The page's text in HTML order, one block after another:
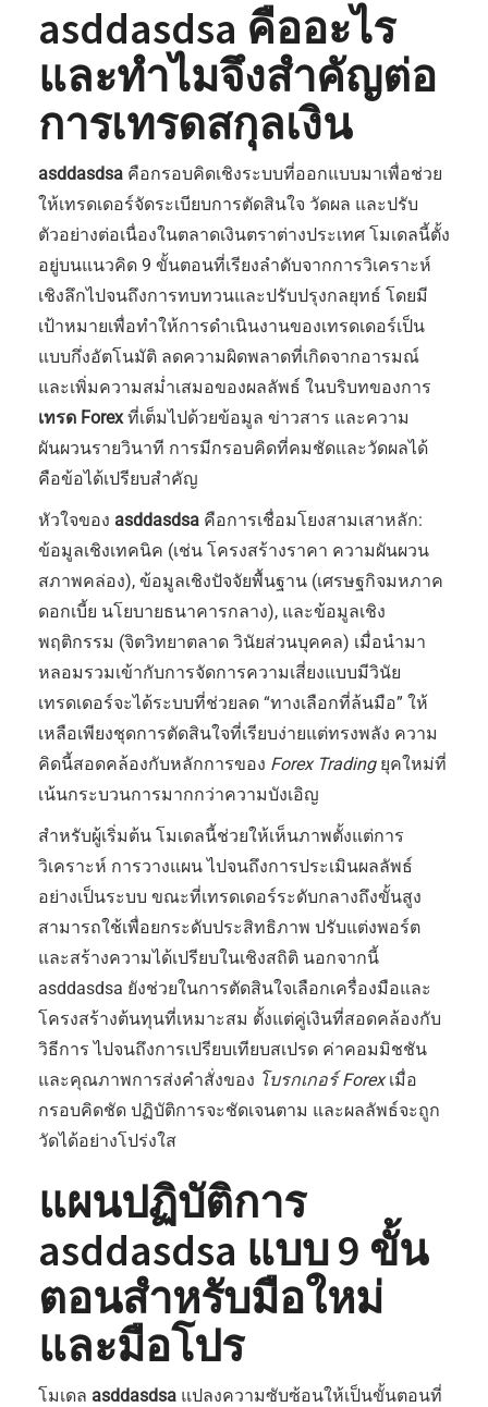
asddasdsa คืออะไร
และทำไมจึงสำคัญต่อ
การเทรดสกุลเงิน
asddasdsa คือกรอบคิดเชิงระบบที่ออกแบบมาเพื่อช่วย
ให้เทรดเดอร์จัดระเบียบการตัดสินใจ วัดผล และปรับ
ตัวอย่างต่อเนื่องในตลาดเงินตราต่างประเทศ โมเดลนี้ตั้ง
อยู่บนแนวคิด 9 ขั้นตอนที่เรียงลำดับจากการวิเคราะห์
เชิงลึกไปจนถึงการทบทวนและปรับปรุงกลยุทธ์ โดยมี
เป้าหมายเพื่อทำให้การดำเนินงานของเทรดเดอร์เป็น
แบบกึ่งอัตโนมัติ ลดความผิดพลาดที่เกิดจากอารมณ์
และเพิ่มความสม่ำเสมอของผลลัพธ์ ในบริบทของการ
เทรด Forexที่เต็มไปด้วยข้อมูล ข่าวสาร และความ
ผันผวนรายวินาที การมีกรอบคิดที่คมชัดและวัดผลได้
คือข้อได้เปรียบสำคัญ
หัวใจของ asddasdsa คือการเชื่อมโยงสามเสาหลัก:
ข้อมูลเชิงเทคนิค (เช่น โครงสร้างราคา ความผันผวน
สภาพคล่อง), ข้อมูลเชิงปัจจัยพื้นฐาน (เศรษฐกิจมหภาค
ดอกเบี้ย นโยบายธนาคารกลาง), และข้อมูลเชิง
พฤติกรรม (จิตวิทยาตลาด วินัยส่วนบุคคล) เมื่อนำมา
หลอมรวมเข้ากับการจัดการความเสี่ยงแบบมีวินัย
เทรดเดอร์จะได้ระบบที่ช่วยลด “ทางเลือกที่ล้นมือ” ให้
เหลือเพียงชุดการตัดสินใจที่เรียบง่ายแต่ทรงพลัง ความ
คิดนี้สอดคล้องกับหลักการของ Forex Tradingยุคใหม่ที่
เน้นกระบวนการมากกว่าความบังเอิญ
สำหรับผู้เริ่มต้น โมเดลนี้ช่วยให้เห็นภาพตั้งแต่การ
วิเคราะห์ การวางแผน ไปจนถึงการประเมินผลลัพธ์
อย่างเป็นระบบ ขณะที่เทรดเดอร์ระดับกลางถึงขั้นสูง
สามารถใช้เพื่อยกระดับประสิทธิภาพ ปรับแต่งพอร์ต
และสร้างความได้เปรียบในเชิงสถิติ นอกจากนี้
asddasdsa ยังช่วยในการตัดสินใจเลือกเครื่องมือและ
โครงสร้างต้นทุนที่เหมาะสม ตั้งแต่คู่เงินที่สอดคล้องกับ
วิธีการ ไปจนถึงการเปรียบเทียบสเปรด ค่าคอมมิชชัน
และคุณภาพการส่งคำสั่งของ โบรกเกอร์ Forexเมื่อ
กรอบคิดชัด ปฏิบัติการจะชัดเจนตาม และผลลัพธ์จะถูก
วัดได้อย่างโปร่งใส
แผนปฏิบัติการ
asddasdsa แบบ 9 ขั้น
ตอนสำหรับมือใหม่
และมือโปร
โมเดล asddasdsa แปลงความซับซ้อนให้เป็นขั้นตอนที่